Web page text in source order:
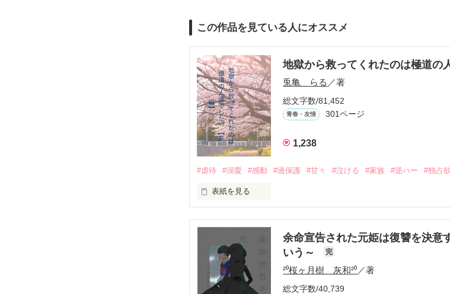
この作品を見ている人にオススメ
地獄から救ってくれたのは極道の
兎亀 らる ／著
総文字数/81,452
青春・友情 301ページ
1,238
#虐待 #溺愛 #感動 #過保護 #甘々 #泣ける #家族 #逆ハー #独占欲
表紙を見る
『──のせいじゃないよ』
｢なんであんたが生きてんのよ｣
『生きていてくれてありがとう』
余命宣告された元姫は復讐を決意
いう～
完
²⁰桜ヶ月樹 灰和²⁰／著
総文字数/40,739